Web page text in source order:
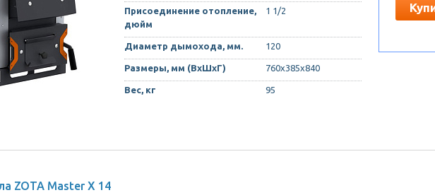
Присоединение отопление,
дюйм
1 1/2
Диаметр дымохода, мм. 120
Размеры, мм (ВхШхГ) 760х385х840
Вес, кг 95
ZOTA Master X 14